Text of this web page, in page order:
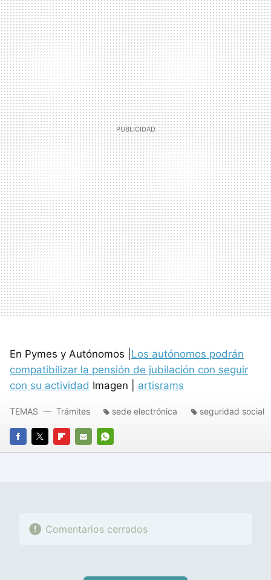
En Pymes y Autónomos | Los autónomos podrán
compatibilizar la pensión de jubilación con seguir
con su actividad Imagen | artisrams
FACEBOOK
TWITTERFLIPBOARD
E-
WHATSAPP
TEMAS Trámites sede electrónica seguridad social
Comentarios cerrados